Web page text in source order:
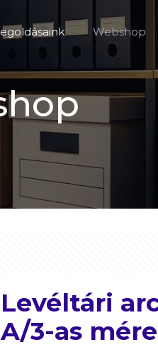
Webshop
Levéltári
A/3-as